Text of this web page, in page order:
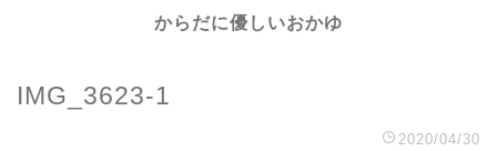
からだに優しいおかゆ
IMG_3623-1
2020/04/30